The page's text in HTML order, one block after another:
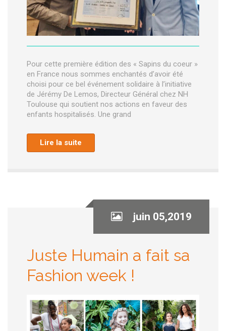
Pour cette première édition des « Sapins du coeur »
en France nous sommes enchantés d’avoir été
choisi pour ce bel événement solidaire à l’initiative
de Jérémy De Lemos, Directeur Général chez NH
Toulouse qui soutient nos actions en faveur des
enfants hospitalisés. Une grand
Lire la suite
juin 05,2019
Juste Humain a fait sa
Fashion week !